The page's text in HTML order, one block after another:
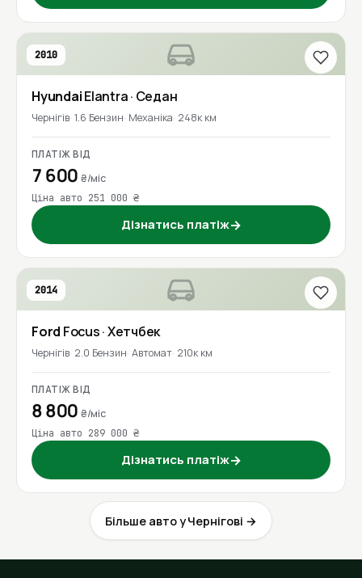
2010
HyundaiElantra· Седан
Чернігів 1.6 Бензин Механіка 248к км
ПЛАТІЖ ВІД
7 600₴/міс
Ціна авто 251 000 ₴
Дізнатись платіж→
2014
Ford Focus· Хетчбек
Чернігів 2.0 Бензин Автомат 210к км
ПЛАТІЖ ВІД
8 800₴/міс
Ціна авто 289 000 ₴
Дізнатись платіж→
Більше авто у Чернігові →